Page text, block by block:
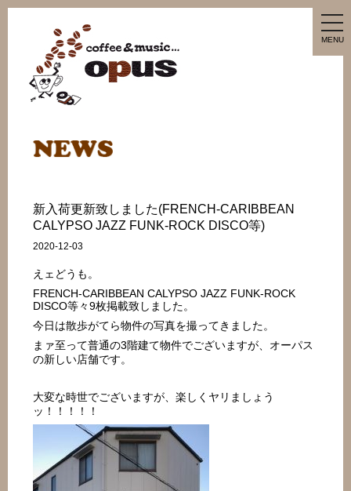
MENU
新入荷更新致しました(FRENCH-CARIBBEAN
CALYPSO JAZZ FUNK-ROCK DISCO等)
2020-12-03
えェどうも。
FRENCH-CARIBBEAN CALYPSO JAZZ FUNK-ROCK
DISCO等々9枚掲載致しました。
今日は散歩がてら物件の写真を撮ってきました。
まァ至って普通の3階建て物件でございますが、オーパス
の新しい店舗です。
大変な時世でございますが、楽しくヤリましょう
ッ！！！！！